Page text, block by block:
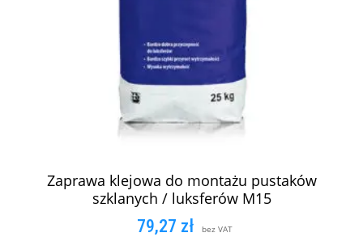
Zaprawa klejowa do montażu pustaków
szklanych / luksferów M15
79,27 zł bez VAT